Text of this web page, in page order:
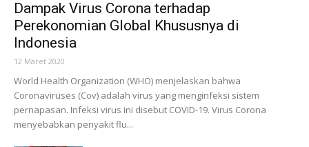
Dampak Virus Corona terhadap
Perekonomian Global Khususnya di
Indonesia
12 Maret 2020
World Health Organization (WHO) menjelaskan bahwa
Coronaviruses (Cov) adalah virus yang menginfeksi sistem
pernapasan. Infeksi virus ini disebut COVID-19. Virus Corona
menyebabkan penyakit flu...